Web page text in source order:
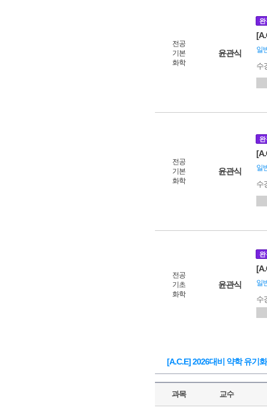
전공
기본
화학
윤관식
완
일
수
전공
기본
화학
윤관식
완
일
수
전공
기초
화학
윤관식
완
일
수
[A.C.E] 2026대비 약학 유기
과목 교수